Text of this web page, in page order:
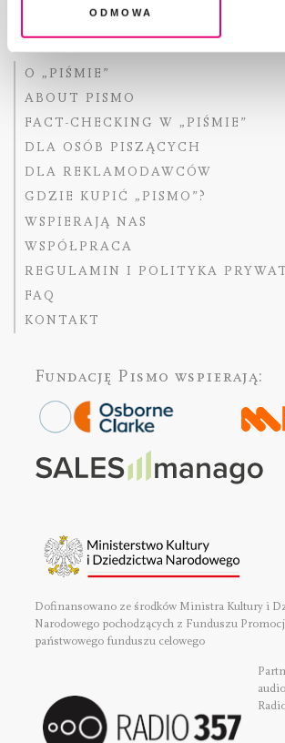
Odmowa
O „PIŚMIE”
ABOUT PISMO
FACT-CHECKING W „PIŚMIE”
DLA OSÓB PISZĄCYCH
DLA REKLAMODAWCÓW
GDZIE KUPIĆ „PISMO”?
WSPIERAJĄ NAS
WSPÓŁPRACA
REGULAMIN I POLITYKA
FAQ
KONTAKT
Fundację Pismo wspierają:
Dofinansowano ze środków Ministra Kultury i
Narodowego pochodzących z Funduszu
państwowego funduszu celowego